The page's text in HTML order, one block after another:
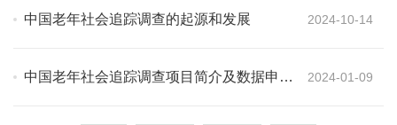
中国老年社会追踪调查的起源和发展 2024-10-14
中国老年社会追踪调查项目简介及数据申请
2024-01-09